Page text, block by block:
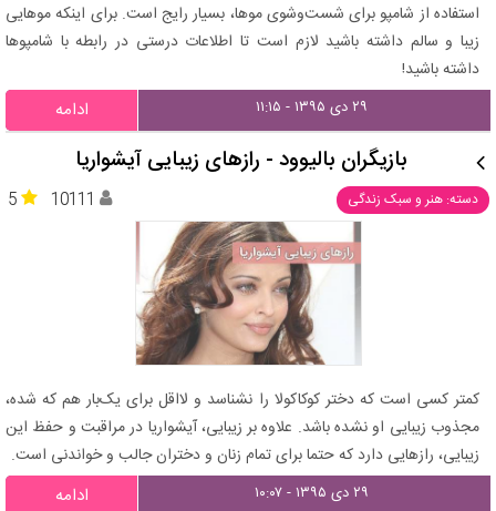
استفاده از شامپو برای شست‌وشوی موها، بسیار رایج است. برای اینکه موهایی
زیبا و سالم داشته باشید لازم است تا اطلاعات درستی در رابطه با شامپوها
داشته باشید!
۲۹ دی ۱۳۹۵ - ۱۱:۱۵ ادامه
بازیگران بالیوود - رازهای زیبایی آیشواریا
دسته: هنر و سبک زندگی 5 10111
کمتر کسی است که دختر کوکاکولا را نشناسد و لااقل برای یک‌بار هم که شده،
مجذوب زیبایی او نشده باشد. علاوه بر زیبایی، آیشواریا در مراقبت و حفظ این
زیبایی، رازهایی دارد که حتما برای تمام زنان و دختران جالب و خواندنی است.
۲۹ دی ۱۳۹۵ - ۱۰:۰۷ ادامه